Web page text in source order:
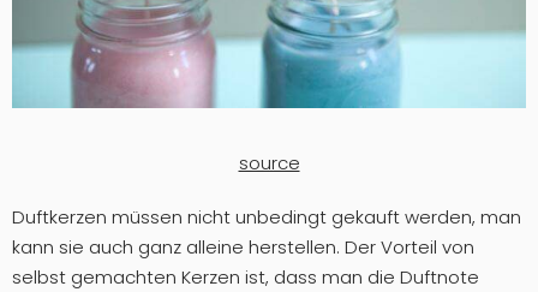
source
Duftkerzen müssen nicht unbedingt gekauft werden, man
kann sie auch ganz alleine herstellen. Der Vorteil von
selbst gemachten Kerzen ist, dass man die Duftnote